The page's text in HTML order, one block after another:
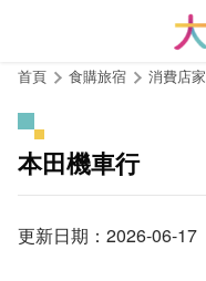
首頁 食購旅宿 消費店家
本田機車行
更新日期：2026-06-17